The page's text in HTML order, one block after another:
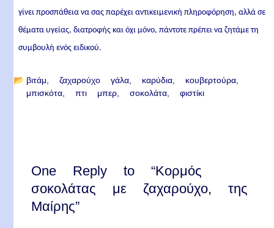
γίνει προσπάθεια να σας παρέχει αντικειμενική πληροφόρηση, αλλά σε
θέματα υγείας, διατροφής και όχι μόνο, πάντοτε πρέπει να ζητάμε τη
συμβουλή ενός ειδικού.
📂 βιτάμ ζαχαρούχο γάλα καρύδια
κουβερτούρα
μπισκότα
πτι μπερ σοκολάτα φιστίκι
One Reply to “Κορμός
σοκολάτας με ζαχαρούχο, της
Μαίρης”